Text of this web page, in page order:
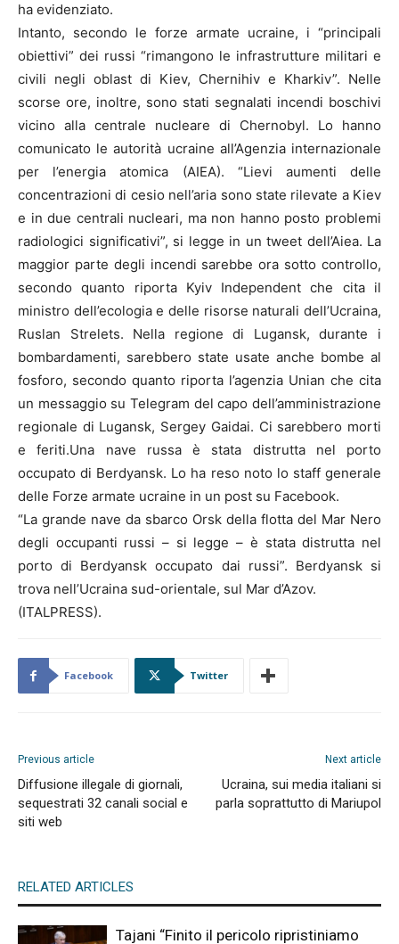
ha evidenziato.
Intanto, secondo le forze armate ucraine, i “principali
obiettivi” dei russi “rimangono le infrastrutture militari e
civili negli oblast di Kiev, Chernihiv e Kharkiv”. Nelle
scorse ore, inoltre, sono stati segnalati incendi boschivi
vicino alla centrale nucleare di Chernobyl. Lo hanno
comunicato le autorità ucraine all’Agenzia internazionale
per l’energia atomica (AIEA). “Lievi aumenti delle
concentrazioni di cesio nell’aria sono state rilevate a Kiev
e in due centrali nucleari, ma non hanno posto problemi
radiologici significativi”, si legge in un tweet dell’Aiea. La
maggior parte degli incendi sarebbe ora sotto controllo,
secondo quanto riporta Kyiv Independent che cita il
ministro dell’ecologia e delle risorse naturali dell’Ucraina,
Ruslan Strelets. Nella regione di Lugansk, durante i
bombardamenti, sarebbero state usate anche bombe al
fosforo, secondo quanto riporta l’agenzia Unian che cita
un messaggio su Telegram del capo dell’amministrazione
regionale di Lugansk, Sergey Gaidai. Ci sarebbero morti
e feriti.Una nave russa è stata distrutta nel porto
occupato di Berdyansk. Lo ha reso noto lo staff generale
delle Forze armate ucraine in un post su Facebook.
“La grande nave da sbarco Orsk della flotta del Mar Nero
degli occupanti russi – si legge – è stata distrutta nel
porto di Berdyansk occupato dai russi”. Berdyansk si
trova nell’Ucraina sud-orientale, sul Mar d’Azov.
(ITALPRESS).
Facebook Twitter
Previous article
Diffusione illegale di giornali,
sequestrati 32 canali social e
siti web
Next article
Ucraina, sui media italiani si
parla soprattutto di Mariupol
RELATED ARTICLES
Tajani “Finito il pericolo ripristiniamo